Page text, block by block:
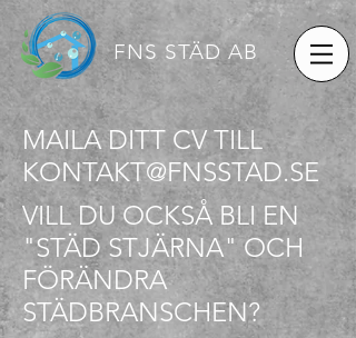
G-8VSNT4MWWY
FNS STÄD AB
MAILA DITT CV TILL
KONTAKT@FNSSTAD.SE
VILL DU OCKSÅ BLI EN
"STÄD STJÄRNA" OCH
FÖRÄNDRA
STÄDBRANSCHEN?